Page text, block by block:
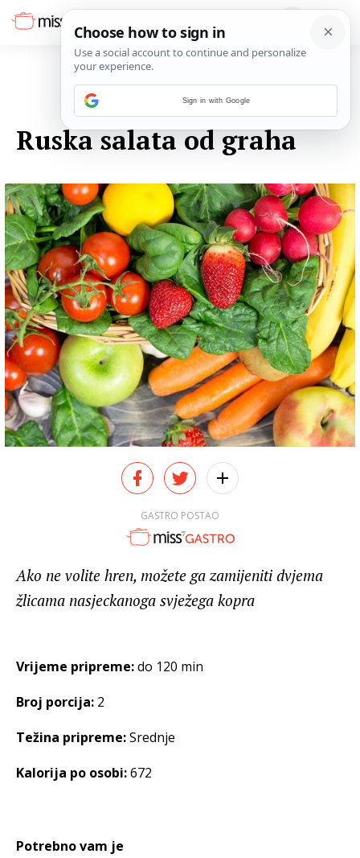
Ruska salata od graha
GASTRO POSTAO
Ako ne volite hren, možete ga zamijeniti dvjema
žlicama nasjeckanoga svježega kopra
Vrijeme pripreme:do 120 min
Broj porcija: 2
Težina pripreme:Srednje
Kalorija po osobi:672
Potrebno vam je
Sign in with Google